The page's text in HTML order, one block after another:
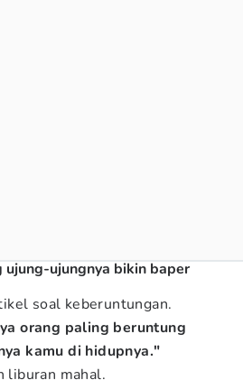
ujung-ujungnya bikin baper
soal keberuntungan.
orang paling beruntung
kamu di hidupnya."
liburan mahal.